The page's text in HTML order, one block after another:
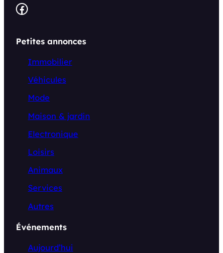
Facebook
Petites annonces
Immobilier
Véhicules
Mode
Maison & jardin
Electronique
Loisirs
Animaux
Services
Autres
Événements
Aujourd’hui